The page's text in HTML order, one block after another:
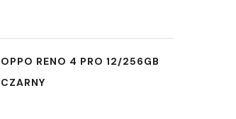
OPPO RENO 4 PRO 12/256GB
CZARNY